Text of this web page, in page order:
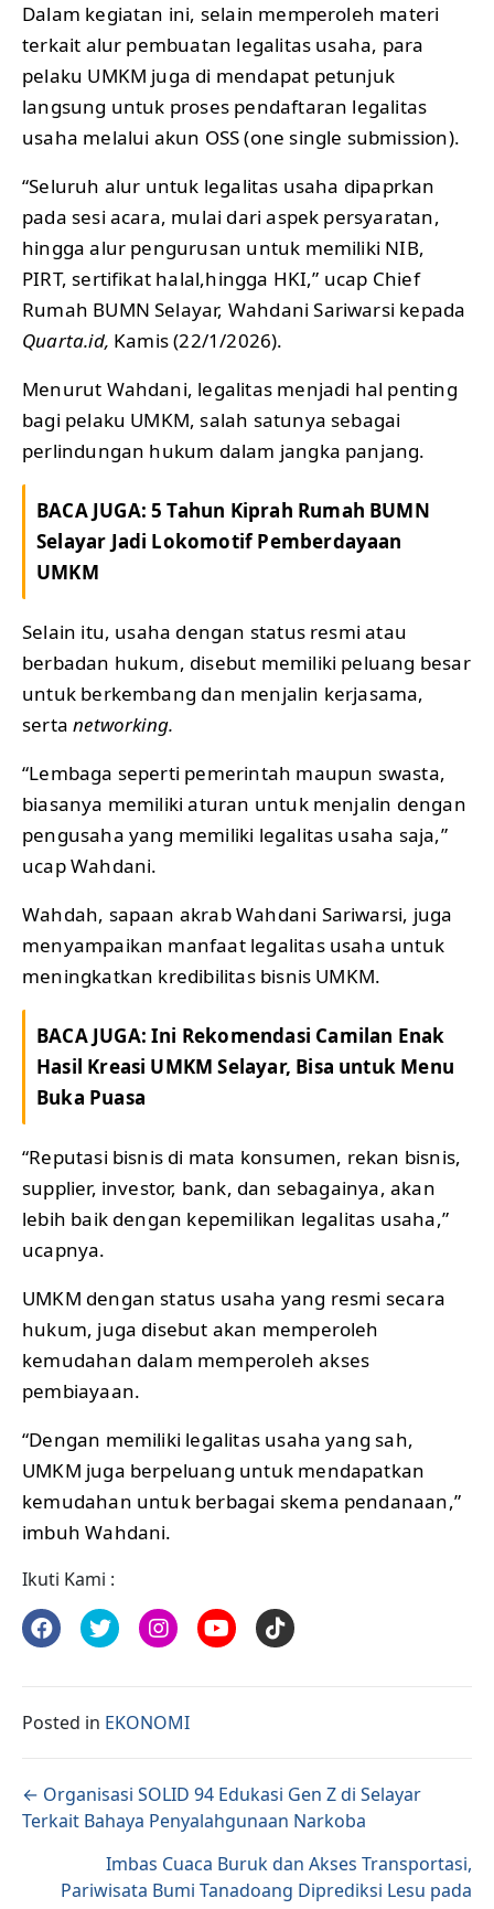
Dalam kegiatan ini, selain memperoleh materi
terkait alur pembuatan legalitas usaha, para
pelaku UMKM juga di mendapat petunjuk
langsung untuk proses pendaftaran legalitas
usaha melalui akun OSS (one single submission).
“Seluruh alur untuk legalitas usaha dipaprkan
pada sesi acara, mulai dari aspek persyaratan,
hingga alur pengurusan untuk memiliki NIB,
PIRT, sertifikat halal,hingga HKI,” ucap Chief
Rumah BUMN Selayar, Wahdani Sariwarsi kepada
Quarta.id, Kamis (22/1/2026).
Menurut Wahdani, legalitas menjadi hal penting
bagi pelaku UMKM, salah satunya sebagai
perlindungan hukum dalam jangka panjang.
BACA JUGA:5 Tahun Kiprah Rumah BUMN
Selayar Jadi Lokomotif Pemberdayaan
UMKM
Selain itu, usaha dengan status resmi atau
berbadan hukum, disebut memiliki peluang besar
untuk berkembang dan menjalin kerjasama,
sertanetworking.
“Lembaga seperti pemerintah maupun swasta,
biasanya memiliki aturan untuk menjalin dengan
pengusaha yang memiliki legalitas usaha saja,”
ucap Wahdani.
Wahdah, sapaan akrab Wahdani Sariwarsi, juga
menyampaikan manfaat legalitas usaha untuk
meningkatkan kredibilitas bisnis UMKM.
BACA JUGA:Ini Rekomendasi Camilan Enak
Hasil Kreasi UMKM Selayar, Bisa untuk Menu
Buka Puasa
“Reputasi bisnis di mata konsumen, rekan bisnis,
supplier, investor, bank, dan sebagainya, akan
lebih baik dengan kepemilikan legalitas usaha,”
ucapnya.
UMKM dengan status usaha yang resmi secara
hukum, juga disebut akan memperoleh
kemudahan dalam memperoleh akses
pembiayaan.
“Dengan memiliki legalitas usaha yang sah,
UMKM juga berpeluang untuk mendapatkan
kemudahan untuk berbagai skema pendanaan,”
imbuh Wahdani.
Ikuti Kami :
Posted in EKONOMI
Posts navigation
← Organisasi SOLID 94 Edukasi Gen Z di Selayar
Terkait Bahaya Penyalahgunaan Narkoba
Imbas Cuaca Buruk dan Akses Transportasi,
Pariwisata Bumi Tanadoang Diprediksi Lesu pada